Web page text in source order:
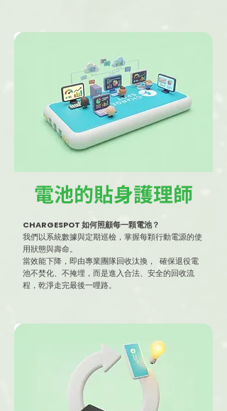
電池的貼身護理師
CHARGESPOT 如何照顧每一顆電池？
我們以系統數據與定期巡檢，掌握每顆行動電源的使
用狀態與壽命。
當效能下降，即由專業團隊回收汰換， 確保退役電
池不焚化、不掩埋，而是進入合法、安全的回收流
程，乾淨走完最後一哩路。